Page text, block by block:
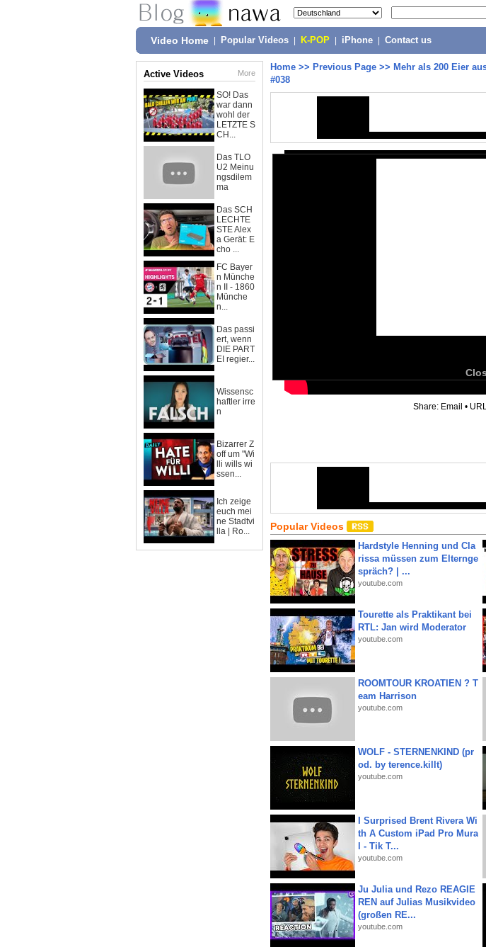
Video Home Popular Videos K-POP iPhone Contact us
Active Videos More
SO! Das
war dann
wohl der
LETZTE S
CH...
Das TLO
U2 Meinu
ngsdilem
ma
Das SCH
LECHTE
STE Alex
a Gerät: E
cho ...
FC Bayer
n Münche
n II - 1860
Münche
n...
Das passi
ert, wenn
DIE PART
EI regier...
Wissensc
haftler irre
n
Bizarrer Z
off um "Wi
lli wills wi
ssen...
Ich zeige
euch mei
ne Stadtvi
lla | Ro...
Home >> Previous Page >> Mehr als 200 Eier
#038
Share: Email •
Popular Videos
Hardstyle Henning und Cla
rissa müssen zum Elternge
spräch? | ...
youtube.com
Tourette als Praktikant bei
RTL: Jan wird Moderator
youtube.com
ROOMTOUR KROATIEN ? T
eam Harrison
youtube.com
WOLF - STERNENKIND (pr
od. by terence.killt)
youtube.com
I Surprised Brent Rivera Wi
th A Custom iPad Pro Mura
l - Tik T...
youtube.com
Ju Julia und Rezo REAGIE
REN auf Julias Musikvideo
(großen RE...
youtube.com